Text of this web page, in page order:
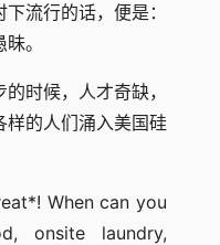
流行的话，便是：
。
时候，人才奇缺，
样的人们涌入美国硅
When can you
onsite laundry,